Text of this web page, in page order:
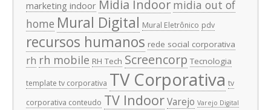
marketing indoor Midia Indoor midia out of
home Mural Digital Mural Eletrônico pdv
recursos humanos rede social corporativa
rh rh mobile RH Tech Screencorp Tecnologia
template tv corporativa TV Corporativa tv
corporativa conteudo TV IndoorVarejo Varejo Digital